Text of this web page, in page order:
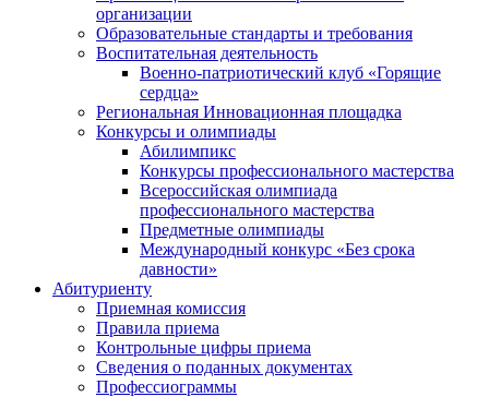
организации
Образовательные стандарты и требования
Воспитательная деятельность
Военно-патриотический клуб «Горящие
сердца»
Региональная Инновационная площадка
Конкурсы и олимпиады
Абилимпикс
Конкурсы профессионального мастерства
Всероссийская олимпиада
профессионального мастерства
Предметные олимпиады
Международный конкурс «Без срока
давности»
Абитуриенту
Приемная комиссия
Правила приема
Контрольные цифры приема
Сведения о поданных документах
Профессиограммы